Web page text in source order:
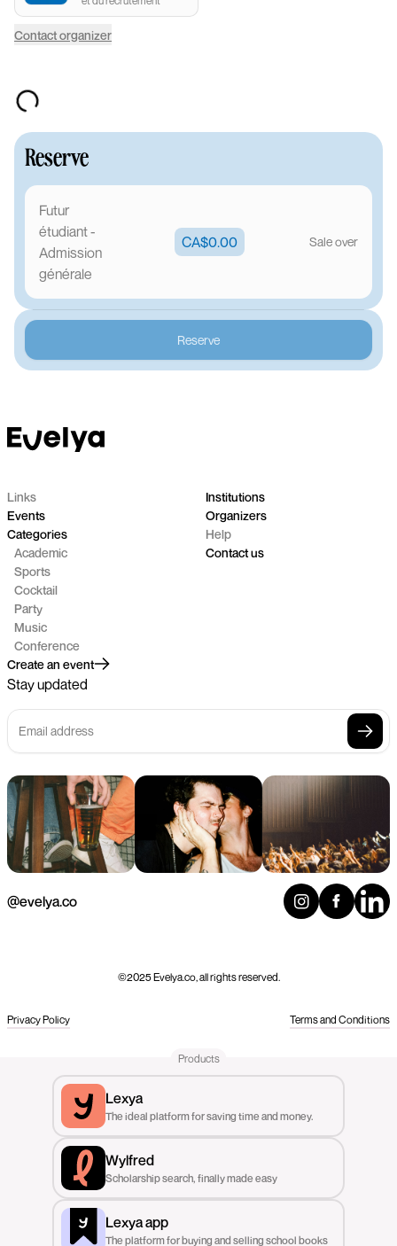
Contact organizer
Reserve
Futur
étudiant -
Admission
générale
CA$0.00 Sale over
Reserve
@evelya.co
Links
Events
Categories
Academic
Sports
Cocktail
Party
Music
Conference
Create an event
Institutions
Organizers
Help
Contact us
Stay updated
©2025 Evelya.co, all rights reserved.
Privacy Policy Terms and Conditions
Products
Lexya
The ideal platform for saving time and money.
Wylfred
Scholarship search, finally made easy
Lexya app
The platform for buying and selling school books